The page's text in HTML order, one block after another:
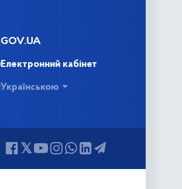
GOV.UA
Електронний кабінет
Українською